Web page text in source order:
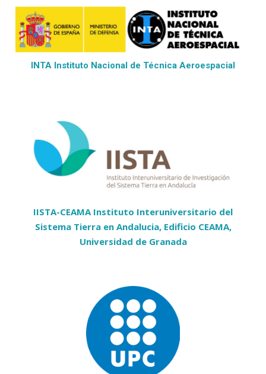
INTA Instituto Nacional de Técnica Aeroespacial
IISTA-CEAMA Instituto Interuniversitario del
Sistema Tierra en Andalucia, Edificio CEAMA,
Universidad de Granada